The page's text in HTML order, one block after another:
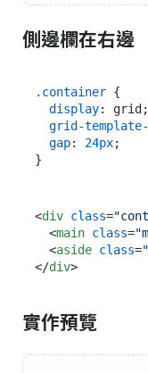
側邊欄在右邊
.container {
display: grid;
grid-template-
gap: 24px;
<div class=
<main class=
<aside class=
</div>
實作預覽